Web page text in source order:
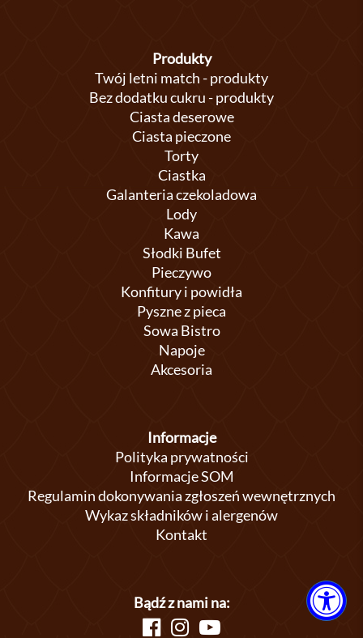
Produkty
Twój letni match - produkty
Bez dodatku cukru - produkty
Ciasta deserowe
Ciasta pieczone
Torty
Ciastka
Galanteria czekoladowa
Lody
Kawa
Słodki Bufet
Pieczywo
Konfitury i powidła
Pyszne z pieca
Sowa Bistro
Napoje
Akcesoria
Informacje
Polityka prywatności
Informacje SOM
Regulamin dokonywania zgłoszeń wewnętrznych
Wykaz składników i alergenów
Kontakt
Bądź z nami na: